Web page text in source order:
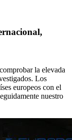
la elevada
Los
europeos con el
nuestro